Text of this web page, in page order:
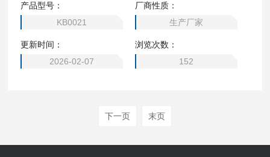
EM/F12、DMEM 低糖、DMEM 无糖、α- MEM、EMEM，M
cCoy’s 5A、M199培养基、L-15 培养基、F12培养基、F-12K
培养基、William’s E 培养基、F10培养基、IMDM培养基）
产品型号：
KB0021
厂商性质：
生产厂家
更新时间：
2026-02-07
浏览次数：
152
下一页 末页